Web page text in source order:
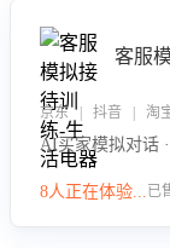
客服
京东 | 抖音 | 淘
AI买家模拟对话
8人正在体验...已